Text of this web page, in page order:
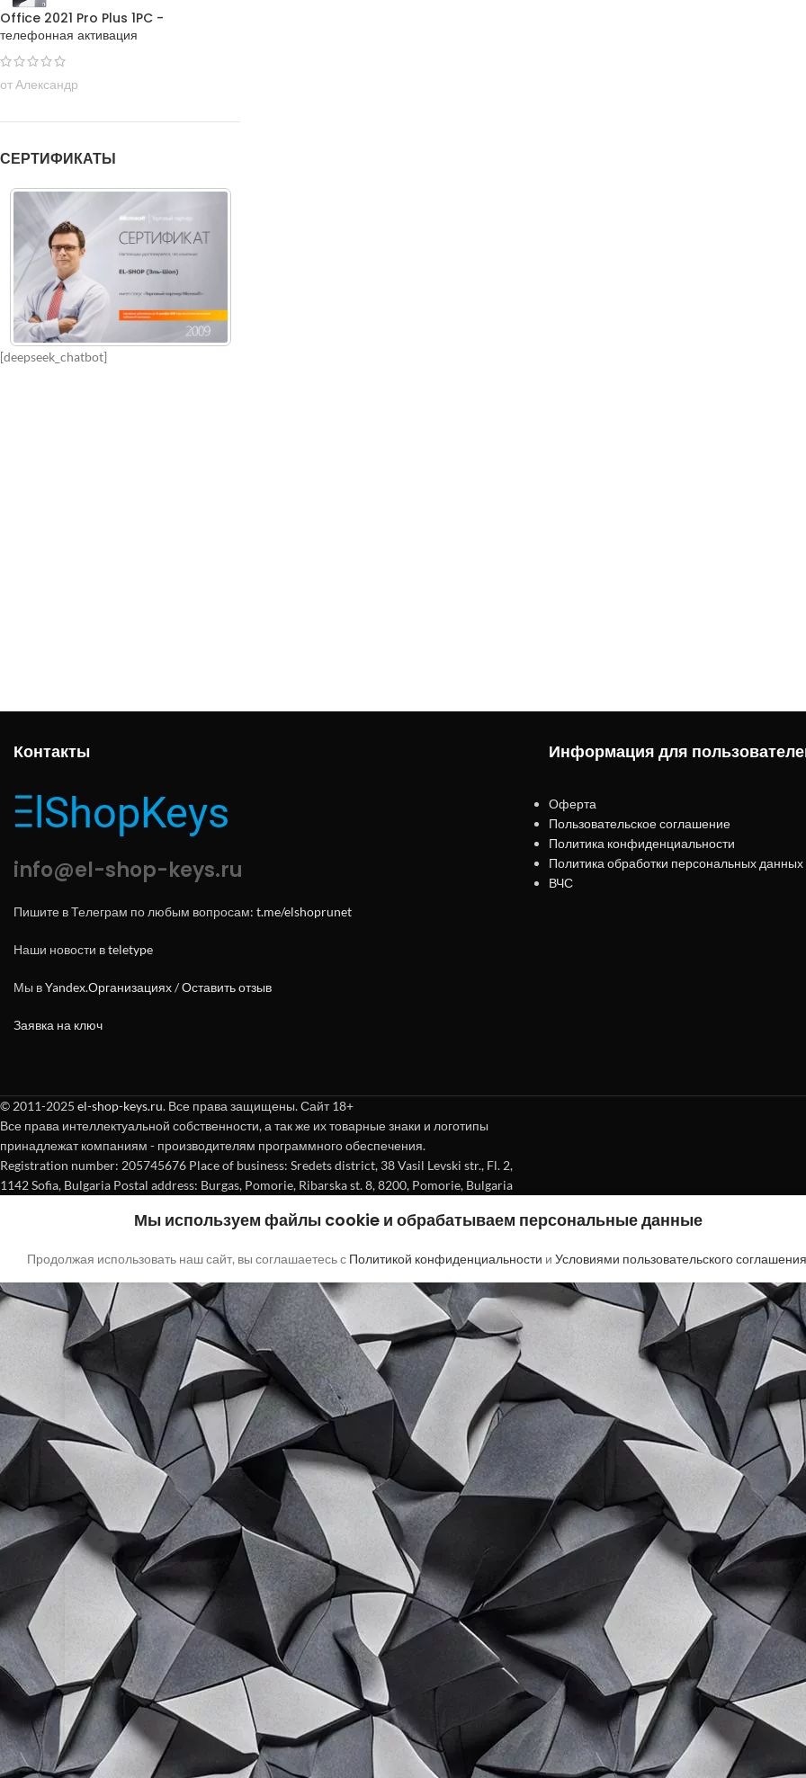
Office 2021 Pro Plus 1PC -
телефонная активация
от Александр
СЕРТИФИКАТЫ
[deepseek_chatbot]
Контакты
info@el-shop-keys.ru
Пишите в Телеграм по любым вопросам: t.me/elshoprunet
Наши новости вteletype
Мы вYandex.Организациях/Оставить отзыв
Заявка на ключ
Информация для
Оферта
Пользовательское соглашение
Политика конфиденциальности
Политика обработки персональных данных
ВЧС
© 2011-2025 el-shop-keys.ru. Все права защищены. Сайт 18+
Все права интеллектуальной собственности, а так же их товарные знаки и логотипы
принадлежат компаниям - производителям программного обеспечения.
Registration number: 205745676 Place of business: Sredets district, 38 Vasil Levski str., Fl. 2,
1142 Sofia, Bulgaria Postal address: Burgas, Pomorie, Ribarska st. 8, 8200, Pomorie, Bulgaria
Мы используем файлы cookie и обрабатываем персональные данные
Продолжая использовать наш сайт, вы соглашаетесь с Политикой конфиденциальности и Условиями пользовательского соглашения